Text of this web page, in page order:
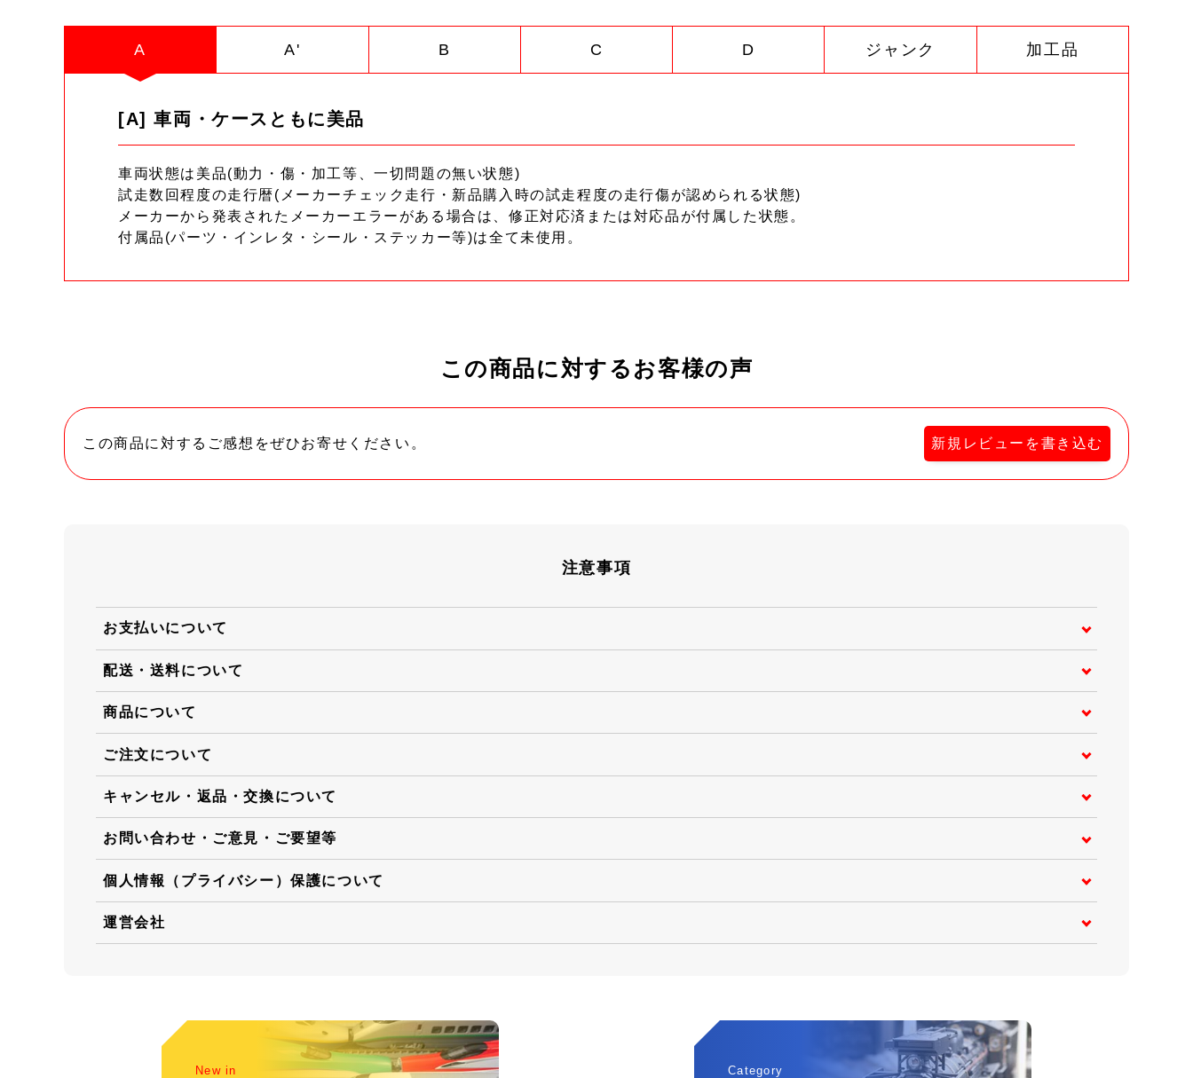
A A' B C D ジャンク 加工品
[A] 車両・ケースともに美品
車両状態は美品(動力・傷・加工等、一切問題の無い状態)
試走数回程度の走行暦(メーカーチェック走行・新品購入時の試走程度の走行傷が認められる状態)
メーカーから発表されたメーカーエラーがある場合は、修正対応済または対応品が付属した状態。
付属品(パーツ・インレタ・シール・ステッカー等)は全て未使用。
この商品に対するお客様の声
この商品に対するご感想をぜひお寄せください。 新規レビューを書き込む
注意事項
お支払いについて
配送・送料について
商品について
ご注文について
キャンセル・返品・交換について
お問い合わせ・ご意見・ご要望等
個人情報（プライバシー）保護について
運営会社
New in Category